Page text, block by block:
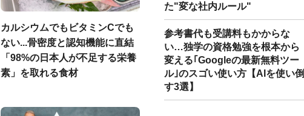
カルシウムでもビタミンCでも
ない...骨密度と認知機能に直結
「98%の日本人が不足する栄養
素」を取れる食材
た"変な社内ルール"
参考書代も受講料もかからな
い…独学の資格勉強を根本から
変える｢Googleの最新無料ツー
ル｣のスゴい使い方【AIを使い倒
す3選】